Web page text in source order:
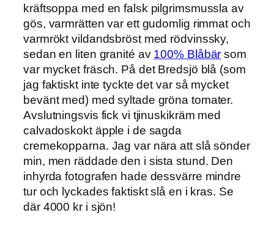
kräftsoppa med en falsk pilgrimsmussla av
gös, varmrätten var ett gudomlig rimmat och
varmrökt vildandsbröst med rödvinssky,
sedan en liten granité av 100% Blåbär som
var mycket fräsch. På det Bredsjö blå (som
jag faktiskt inte tyckte det var så mycket
bevänt med) med syltade gröna tomater.
Avslutningsvis fick vi tjinuskikräm med
calvadoskokt äpple i de sagda
cremekopparna. Jag var nära att slå sönder
min, men räddade den i sista stund. Den
inhyrda fotografen hade dessvärre mindre
tur och lyckades faktiskt slå en i kras. Se
där 4000 kr i sjön!